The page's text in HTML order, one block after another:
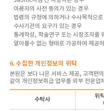
이용자의 사전 동의가 있는 경우
법령의 규정에 의하거나 수사목적으
수사기관의 요구가 있는 경우
통계작성, 학술연구 또는 시장조자를
알아볼수 없는 형태로 가공하여 제공
6. 수집한 개인정보의 위탁
본원은 보다 나은 서비스 제공, 고객편
같이 개인정보취급 업무를 외부 전문업
수탁사
위